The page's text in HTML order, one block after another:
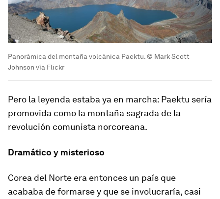
Panorámica del montaña volcánica Paektu. © Mark Scott
Johnson vía Flickr
Pero la leyenda estaba ya en marcha: Paektu sería
promovida como la montaña sagrada de la
revolución comunista norcoreana.
Dramático y misterioso
Corea del Norte era entonces un país que
acababa de formarse y que se involucraría, casi